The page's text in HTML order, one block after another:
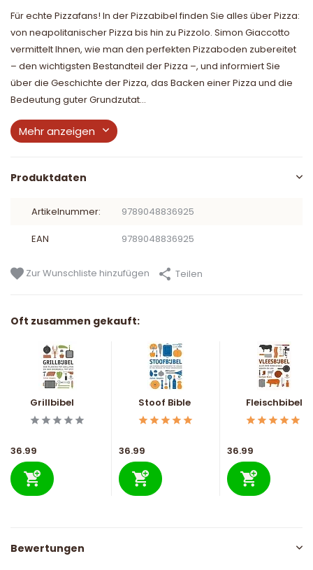
Für echte Pizzafans! In der Pizzabibel finden Sie alles über Pizza:
von neapolitanischer Pizza bis hin zu Pizzolo. Simon Giaccotto
vermittelt Ihnen, wie man den perfekten Pizzaboden zubereitet
– den wichtigsten Bestandteil der Pizza –, und informiert Sie
über die Geschichte der Pizza, das Backen einer Pizza und die
Bedeutung guter Grundzutat...
Mehr anzeigen
Produktdaten
Artikelnummer: 9789048836925
EAN 9789048836925
Zur Wunschliste hinzufügen Teilen
Oft zusammen gekauft:
Grillbibel
36.99
Stoof Bible
36.99
Fleischbibel
36.99
Bewertungen